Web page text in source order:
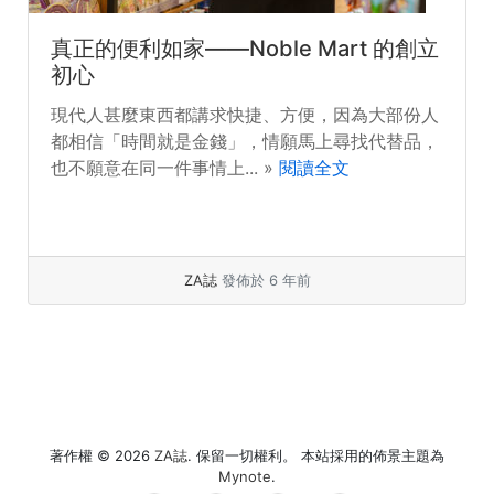
真正的便利如家——Noble Mart 的創立
初心
現代人甚麼東西都講求快捷、方便，因為大部份人
都相信「時間就是金錢」，情願馬上尋找代替品，
也不願意在同一件事情上... » 閱讀全文
ZA誌 發佈於 6 年前
著作權 © 2026 ZA誌. 保留一切權利。 本站採用的佈景主題為
Mynote.